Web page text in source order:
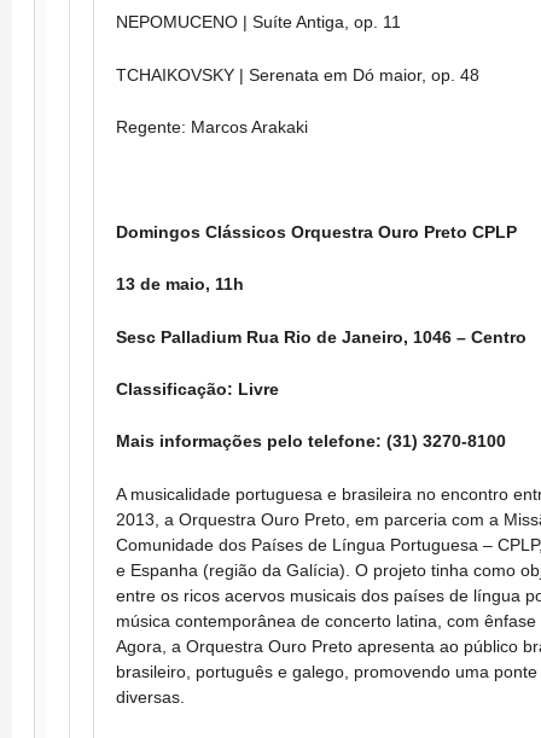
NEPOMUCENO | Suíte Antiga, op. 11
TCHAIKOVSKY | Serenata em Dó maior, op. 48
Regente: Marcos Arakaki
Domingos Clássicos Orquestra Ouro Preto CPLP
13 de maio, 11h
Sesc Palladium Rua Rio de Janeiro, 1046 – Centro
Classificação: Livre
Mais informações pelo telefone: (31) 3270-8100
A musicalidade portuguesa e brasileira no encontro
2013, a Orquestra Ouro Preto, em parceria com a
Comunidade dos Países de Língua Portuguesa –
e Espanha (região da Galícia). O projeto tinha como
entre os ricos acervos musicais dos países de língua
música contemporânea de concerto latina, com
Agora, a Orquestra Ouro Preto apresenta ao público
brasileiro, português e galego, promovendo uma
diversas.